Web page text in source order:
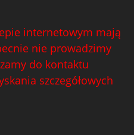
internetowym mają
nie prowadzimy
do kontaktu
szczegółowych